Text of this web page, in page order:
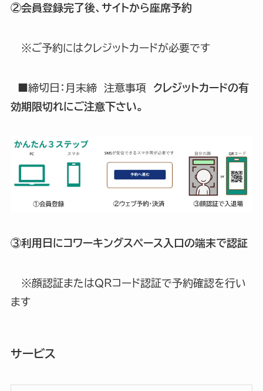
②会員登録完了後、サイトから座席予約
※ご予約にはクレジットカードが必要です
■締切日：月末締 注意事項 クレジットカードの有
効期限切れにご注意下さい。
③利用日にコワーキングスペース入口の端末で認証
※顔認証またはQRコード認証で予約確認を行い
ます
サービス